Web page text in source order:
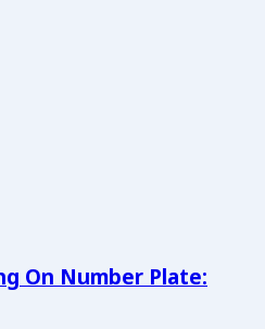
On Number Plate: